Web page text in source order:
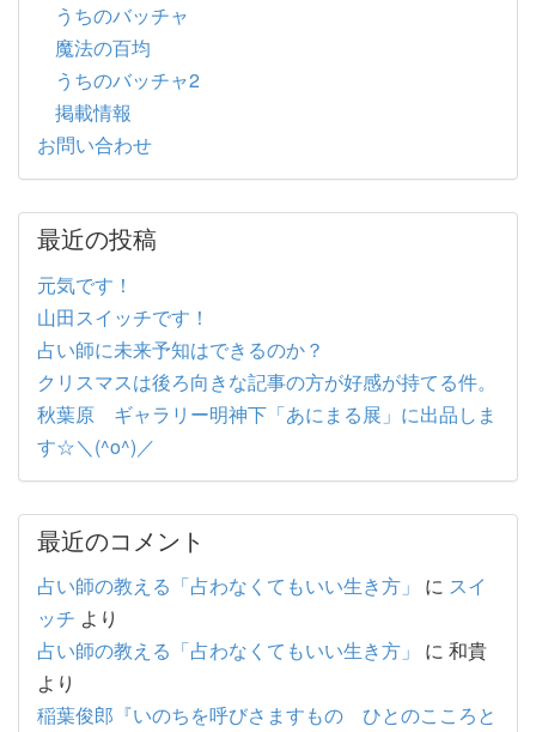
うちのバッチャ
魔法の百均
うちのバッチャ2
掲載情報
お問い合わせ
最近の投稿
元気です！
山田スイッチです！
占い師に未来予知はできるのか？
クリスマスは後ろ向きな記事の方が好感が持てる件。
秋葉原 ギャラリー明神下「あにまる展」に出品しま
す☆＼(^o^)／
最近のコメント
占い師の教える「占わなくてもいい生き方」 に スイ
ッチ より
占い師の教える「占わなくてもいい生き方」
に 和貴
より
稲葉俊郎『いのちを呼びさますもの ひとのこころと